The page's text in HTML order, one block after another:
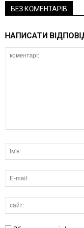
БЕЗ КОМЕНТАРІВ
НАПИСАТИ